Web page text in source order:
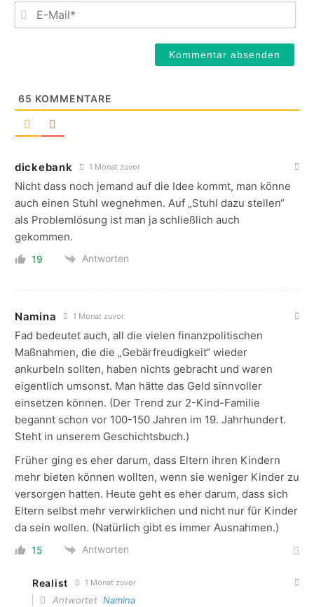
E-
65 KOMMENTARE
dickebank 1 Monat zuvor
Nicht dass noch jemand auf die Idee kommt, man könne
auch einen Stuhl wegnehmen. Auf „Stuhl dazu stellen“
als Problemlösung ist man ja schließlich auch
gekommen.
19 Antworten
Namina 1 Monat zuvor
Fad bedeutet auch, all die vielen finanzpolitischen
Maßnahmen, die die „Gebärfreudigkeit“ wieder
ankurbeln sollten, haben nichts gebracht und waren
eigentlich umsonst. Man hätte das Geld sinnvoller
einsetzen können. (Der Trend zur 2-Kind-Familie
begannt schon vor 100-150 Jahren im 19. Jahrhundert.
Steht in unserem Geschichtsbuch.)
Früher ging es eher darum, dass Eltern ihren Kindern
mehr bieten können wollten, wenn sie weniger Kinder zu
versorgen hatten. Heute geht es eher darum, dass sich
Eltern selbst mehr verwirklichen und nicht nur für Kinder
da sein wollen. (Natürlich gibt es immer Ausnahmen.)
15 Antworten
Realist 1 Monat zuvor
Antwortet Namina